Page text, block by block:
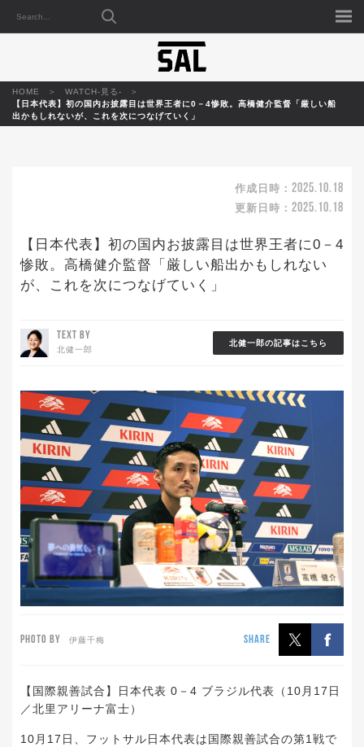
HOME
WATCH-見る-
【日本代表】初の国内お披露目は世界王者に0－4惨敗。高橋健介監督「厳しい船
出かもしれないが、これを次につなげていく」
作成日時： 2025.10.18
更新日時： 2025.10.18
【日本代表】初の国内お披露目は世界王者に0－4
惨敗。高橋健介監督「厳しい船出かもしれない
が、これを次につなげていく」
TEXT BY
北健一郎
北健一郎の記事はこちら
PHOTO BY 伊藤千梅 SHARE
【国際親善試合】日本代表 0－4 ブラジル代表（10月17日
／北里アリーナ富士）
10月17日、フットサル日本代表は国際親善試合の第1戦で